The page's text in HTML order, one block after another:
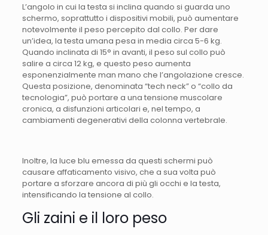
L’angolo in cui la testa si inclina quando si guarda uno
schermo, soprattutto i dispositivi mobili, può aumentare
notevolmente il peso percepito dal collo. Per dare
un’idea, la testa umana pesa in media circa 5-6 kg.
Quando inclinata di 15° in avanti, il peso sul collo può
salire a circa 12 kg, e questo peso aumenta
esponenzialmente man mano che l’angolazione cresce.
Questa posizione, denominata “tech neck” o “collo da
tecnologia”, può portare a una tensione muscolare
cronica, a disfunzioni articolari e, nel tempo, a
cambiamenti degenerativi della colonna vertebrale.
Inoltre, la luce blu emessa da questi schermi può
causare affaticamento visivo, che a sua volta può
portare a sforzare ancora di più gli occhi e la testa,
intensificando la tensione al collo.
Gli zaini e il loro peso